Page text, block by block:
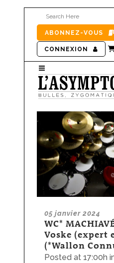
ABONNEZ-VOUS
CONNEXION
05 janvier 2024
WC*
Voske (expert
(*Wallon
Posted at 17:00h